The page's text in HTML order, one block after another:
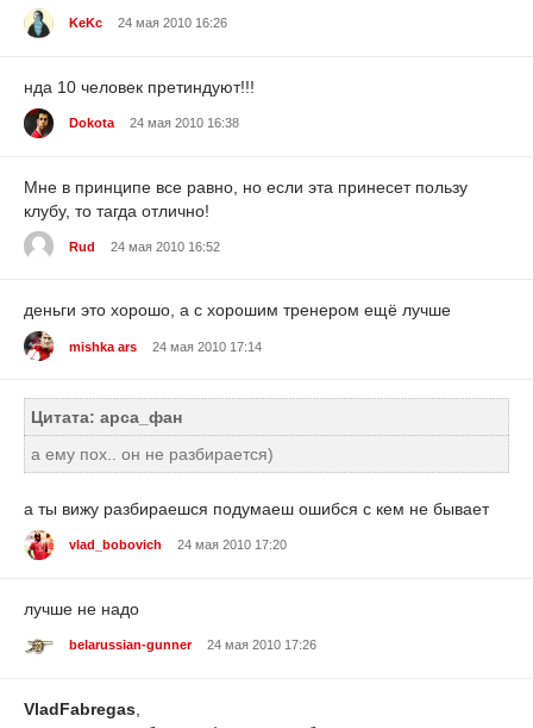
KeKc 24 мая 2010 16:26
нда 10 человек претиндуют!!!
Dokota 24 мая 2010 16:38
Мне в принципе все равно, но если эта принесет пользу
клубу, то тагда отлично!
Rud 24 мая 2010 16:52
деньги это хорошо, а с хорошим тренером ещё лучше
mishka ars 24 мая 2010 17:14
Цитата: арса_фан
а ему пох.. он не разбирается)
а ты вижу разбираешся подумаеш ошибся с кем не бывает
vlad_bobovich 24 мая 2010 17:20
лучше не надо
belarussian-gunner 24 мая 2010 17:26
VladFabregas